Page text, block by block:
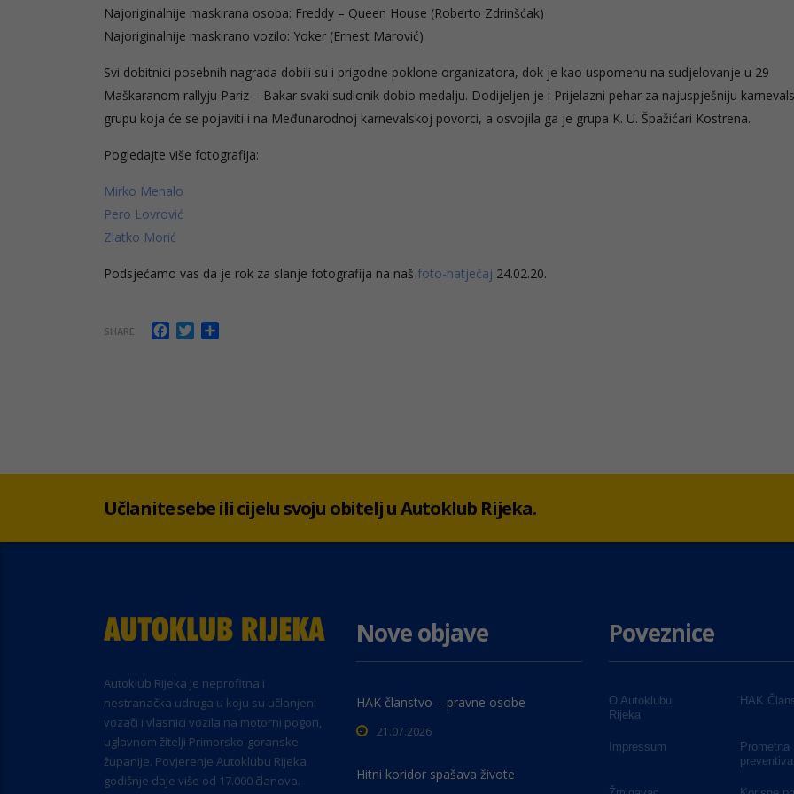
Najoriginalnije maskirana osoba: Freddy – Queen House (Roberto Zdrinšćak)
Najoriginalnije maskirano vozilo: Yoker (Ernest Marović)
Svi dobitnici posebnih nagrada dobili su i prigodne poklone organizatora, dok je kao uspomenu na sudjelovanje u 29
Maškaranom rallyju Pariz – Bakar svaki sudionik dobio medalju. Dodijeljen je i Prijelazni pehar za najuspješniju
grupu koja će se pojaviti i na Međunarodnoj karnevalskoj povorci, a osvojila ga je grupa K. U. Špažićari Kostrena.
Pogledajte više fotografija:
Mirko Menalo
Pero Lovrović
Zlatko Morić
Podsjećamo vas da je rok za slanje fotografija na naš foto-natječaj 24.02.20.
SHARE Facebook
Twitter
Učlanite sebe ili cijelu svoju obitelj u Autoklub Rijeka.
Autoklub Rijeka je neprofitna i
nestranačka udruga u koju su učlanjeni
vozači i vlasnici vozila na motorni pogon,
uglavnom žitelji Primorsko-goranske
županije. Povjerenje Autoklubu Rijeka
godišnje daje više od 17.000 članova.
Nove objave
HAK članstvo – pravne osobe
21.07.2026
Hitni koridor spašava živote
Poveznice
O Autoklubu
Rijeka
HAK
Impressum
Prometna
preventiva